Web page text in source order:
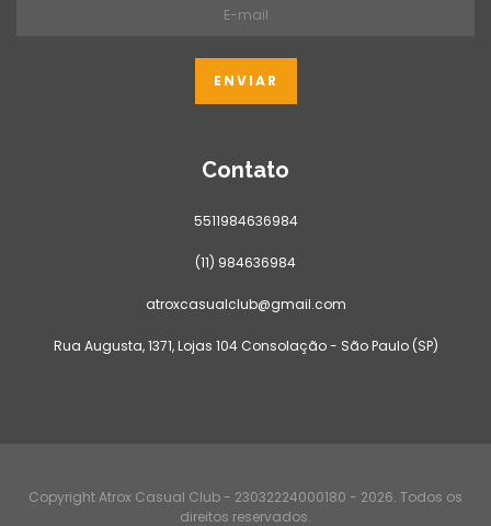
Contato
5511984636984
(11) 984636984
atroxcasualclub@gmail.com
Rua Augusta, 1371, Lojas 104 Consolação - São Paulo (SP)
Copyright Atrox Casual Club - 23032224000180 - 2026. Todos os
direitos reservados.